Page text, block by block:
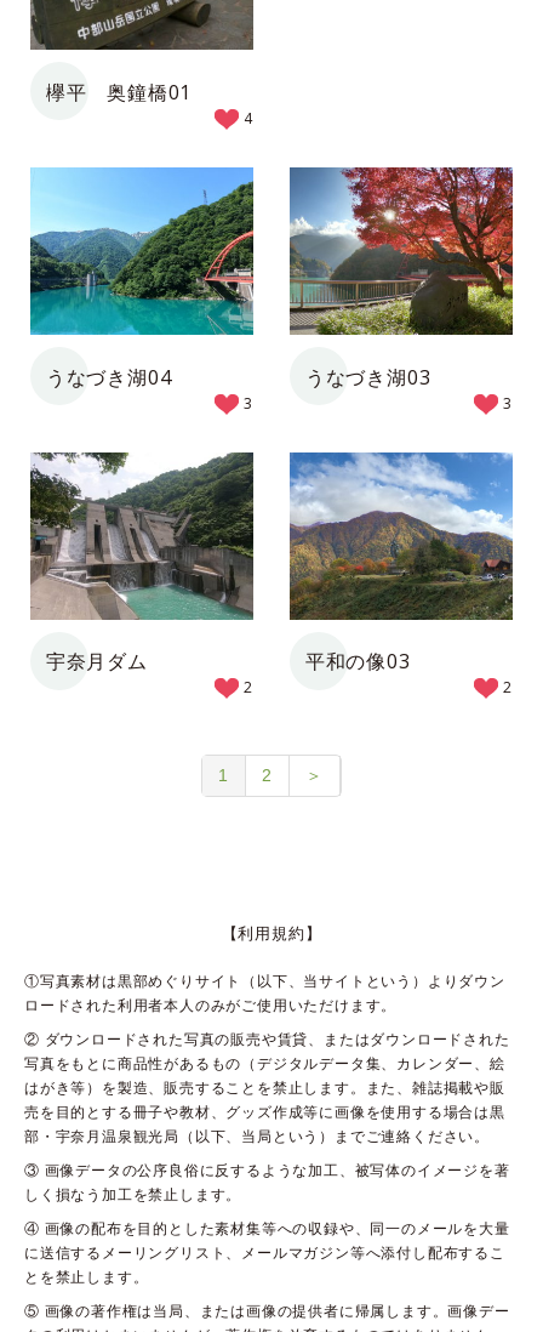
欅平 奥鐘橋01
4
うなづき湖04
3
うなづき湖03
3
宇奈月ダム
2
平和の像03
2
1 2 ＞
【利用規約】
①写真素材は黒部めぐりサイト（以下、当サイトという）よりダウン
ロードされた利用者本人のみがご使用いただけます。
② ダウンロードされた写真の販売や賃貸、またはダウンロードされた
写真をもとに商品性があるもの（デジタルデータ集、カレンダー、絵
はがき等）を製造、販売することを禁止します。また、雑誌掲載や販
売を目的とする冊子や教材、グッズ作成等に画像を使用する場合は黒
部・宇奈月温泉観光局（以下、当局という）までご連絡ください。
③ 画像データの公序良俗に反するような加工、被写体のイメージを著
しく損なう加工を禁止します。
④ 画像の配布を目的とした素材集等への収録や、同一のメールを大量
に送信するメーリングリスト、メールマガジン等へ添付し配布するこ
とを禁止します。
⑤ 画像の著作権は当局、または画像の提供者に帰属します。画像デー